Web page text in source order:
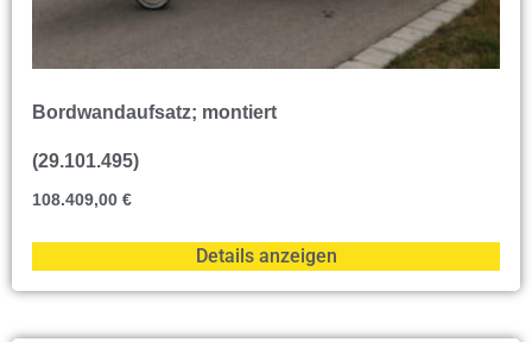
Bordwandaufsatz; montiert
(29.101.495)
108.409,00 €
Details anzeigen